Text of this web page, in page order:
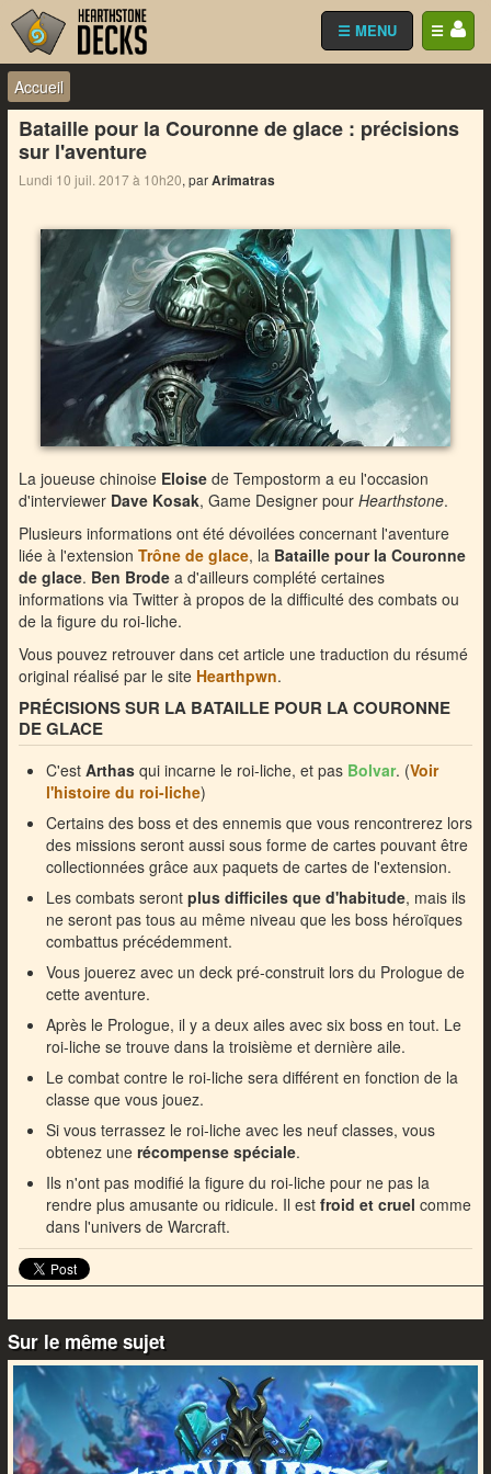
☰
☰ MENU
Accueil
Bataille pour la Couronne de glace : précisions
sur l'aventure
Lundi 10 juil. 2017 à 10h20, parArimatras
La joueuse chinoise Eloisede Tempostorm a eu l'occasion
d'interviewer Dave Kosak, Game Designer pour Hearthstone.
Plusieurs informations ont été dévoilées concernant l'aventure
liée à l'extension Trône de glace, la Bataille pour la Couronne
de glace. Ben Brodea d'ailleurs complété certaines
informations via Twitter à propos de la difficulté des combats ou
de la figure du roi-liche.
Vous pouvez retrouver dans cet article une traduction du résumé
original réalisé par le site Hearthpwn.
PRÉCISIONS SUR LA BATAILLE POUR LA COURONNE
DE GLACE
C'est Arthasqui incarne le roi-liche, et pas Bolvar. (Voir
l'histoire du roi-liche)
Certains des boss et des ennemis que vous rencontrerez lors
des missions seront aussi sous forme de cartes pouvant être
collectionnées grâce aux paquets de cartes de l'extension.
Les combats seront plus difficiles que d'habitude, mais ils
ne seront pas tous au même niveau que les boss héroïques
combattus précédemment.
Vous jouerez avec un deck pré-construit lors du Prologue de
cette aventure.
Après le Prologue, il y a deux ailes avec six boss en tout. Le
roi-liche se trouve dans la troisième et dernière aile.
Le combat contre le roi-liche sera différent en fonction de la
classe que vous jouez.
Si vous terrassez le roi-liche avec les neuf classes, vous
obtenez une récompense spéciale.
Ils n'ont pas modifié la figure du roi-liche pour ne pas la
rendre plus amusante ou ridicule. Il est froid et cruel comme
dans l'univers de Warcraft.
Sur le même sujet